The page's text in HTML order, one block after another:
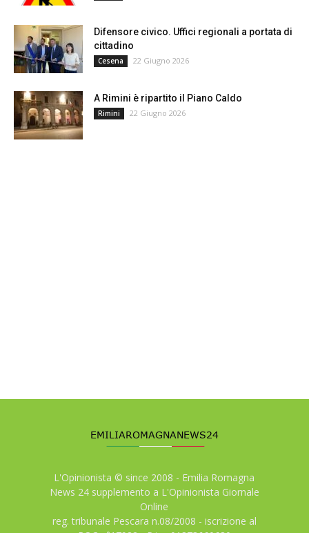
Difensore civico. Uffici regionali a portata di
cittadino
Cesena 22 Giugno 2026
A Rimini è ripartito il Piano Caldo
Rimini 22 Giugno 2026
L'Opinionista © since 2008 - Emilia Romagna
News 24 supplemento a L'Opinionista Giornale
Online
reg. tribunale Pescara n.08/2008 - iscrizione al